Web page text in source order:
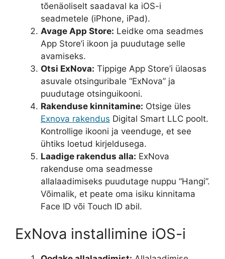
tõenäoliselt saadaval ka iOS-i
seadmetele (iPhone, iPad).
Avage App Store: Leidke oma seadmes
App Store’i ikoon ja puudutage selle
avamiseks.
Otsi ExNova: Tippige App Store’i ülaosas
asuvale otsinguribale “ExNova” ja
puudutage otsinguikooni.
Rakenduse kinnitamine: Otsige üles
Exnova rakendus Digital Smart LLC poolt.
Kontrollige ikooni ja veenduge, et see
ühtiks loetud kirjeldusega.
Laadige rakendus alla: ExNova
rakenduse oma seadmesse
allalaadimiseks puudutage nuppu “Hangi”.
Võimalik, et peate oma isiku kinnitama
Face ID või Touch ID abil.
ExNova installimine iOS-i